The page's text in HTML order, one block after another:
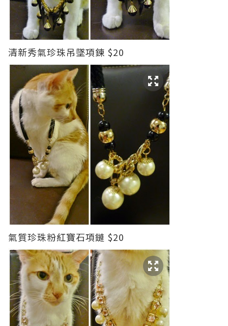
清新秀氣珍珠吊墜項鍊 $20
氣質珍珠粉紅寶石項鏈 $20